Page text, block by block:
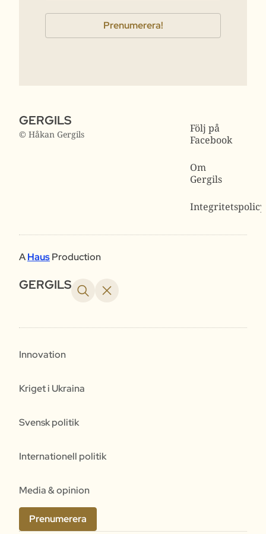
GERGILS
© Håkan Gergils
Följ på
Facebook
Om
Gergils
Integritetspolicy
AHausProduction
GERGILS
Innovation
Kriget i Ukraina
Svensk politik
Internationell politik
Media & opinion
Prenumerera